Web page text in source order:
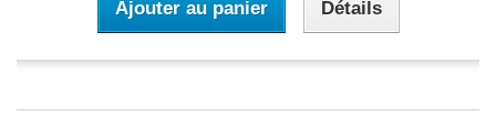
Ajouter au panier Détails